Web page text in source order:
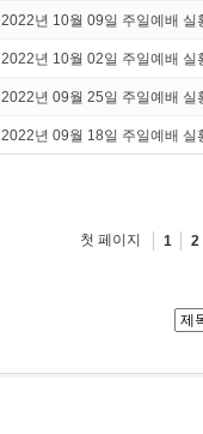
2022년 10월 09일 주일예배 실
2022년 10월 02일 주일예배 실
2022년 09월 25일 주일예배 실
2022년 09월 18일 주일예배 실
첫 페이지 1 2